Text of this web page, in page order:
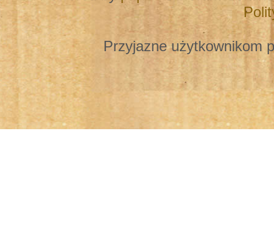
Przyjazne użytkownikom